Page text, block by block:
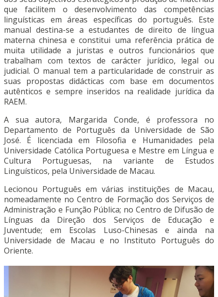
que facilitem o desenvolvimento das competências
linguísticas em áreas específicas do português. Este
manual destina-se a estudantes de direito de língua
materna chinesa e constitui uma referência prática de
muita utilidade a juristas e outros funcionários que
trabalham com textos de carácter jurídico, legal ou
judicial. O manual tem a particularidade de construir as
suas propostas didácticas com base em documentos
autênticos e sempre inseridos na realidade jurídica da
RAEM.
A sua autora, Margarida Conde, é professora no
Departamento de Português da Universidade de São
José. É licenciada em Filosofia e Humanidades pela
Universidade Católica Portuguesa e Mestre em Língua e
Cultura Portuguesas, na variante de Estudos
Linguísticos, pela Universidade de Macau.
Lecionou Português em várias instituições de Macau,
nomeadamente no Centro de Formação dos Serviços de
Administração e Função Pública; no Centro de Difusão de
Línguas da Direção dos Serviços de Educação e
Juventude; em Escolas Luso-Chinesas e ainda na
Universidade de Macau e no Instituto Português do
Oriente.